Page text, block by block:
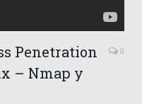
Penetration
– Nmap y
0